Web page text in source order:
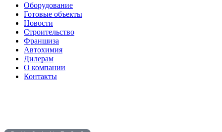
Оборудование
Готовые объекты
Новости
Строительство
Франшиза
Автохимия
Дилерам
О компании
Контакты